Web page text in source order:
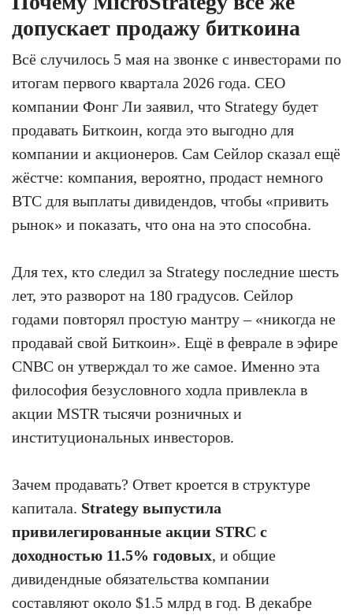
допускает продажу биткоина
Всё случилось 5 мая на звонке с инвесторами по
итогам первого квартала 2026 года. CEO
компании Фонг Ли заявил, что Strategy будет
продавать Биткоин, когда это выгодно для
компании и акционеров. Сам Сейлор сказал ещё
жёстче: компания, вероятно, продаст немного
BTC для выплаты дивидендов, чтобы «привить
рынок» и показать, что она на это способна.
Для тех, кто следил за Strategy последние шесть
лет, это разворот на 180 градусов. Сейлор
годами повторял простую мантру – «никогда не
продавай свой Биткоин». Ещё в феврале в эфире
CNBC он утверждал то же самое. Именно эта
философия безусловного ходла привлекла в
акции MSTR тысячи розничных и
институциональных инвесторов.
Зачем продавать? Ответ кроется в структуре
капитала. Strategy выпустила
привилегированные акции STRC с
доходностью 11.5% годовых, и общие
дивидендные обязательства компании
составляют около $1.5 млрд в год. В декабре